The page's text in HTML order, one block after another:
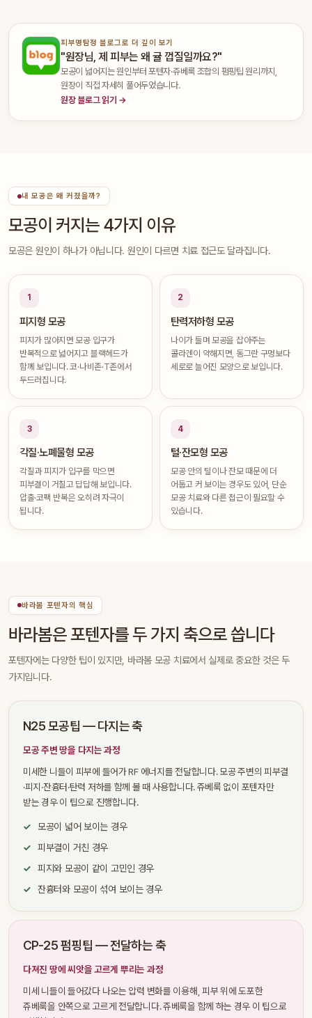
피부명탐정 블로그로 더 깊이 보기
"원장님, 제 피부는 왜 귤 껍질일까요?"
모공이 넓어지는 원인부터 포텐자·쥬베룩 조합의 펌핑팁 원리까지,
원장이 직접 자세히 풀어두었습니다.
원장 블로그 읽기 →
내 모공은 왜 커졌을까?
모공이 커지는 4가지 이유
모공은 원인이 하나가 아닙니다. 원인이 다르면 치료 접근도 달라집니다.
1
피지형 모공
피지가 많아지면 모공 입구가
반복적으로 넓어지고 블랙헤드가
함께 보입니다. 코·나비존·T존에서
두드러집니다.
2
탄력저하형 모공
나이가 들며 모공을 잡아주는
콜라겐이 약해지면, 동그란 구멍보다
세로로 늘어진 모양으로 보입니다.
3
각질·노폐물형 모공
각질과 피지가 입구를 막으면
피부결이 거칠고 답답해 보입니다.
압출·코팩 반복은 오히려 자극이
됩니다.
4
털·잔모형 모공
모공 안의 털이나 잔모 때문에 더
어둡고 커 보이는 경우도 있어, 단순
모공 치료와 다른 접근이 필요할 수
있습니다.
바라봄 포텐자의 핵심
바라봄은 포텐자를 두 가지 축으로 씁니다
포텐자에는 다양한 팁이 있지만, 바라봄 모공 치료에서 실제로 중요한 것은 두
가지입니다.
N25 모공팁 — 다지는 축
모공 주변 땅을 다지는 과정
미세한 니들이 피부에 들어가 RF 에너지를 전달합니다. 모공 주변의 피부결
·피지·잔흉터·탄력 저하를 함께 볼 때 사용합니다. 쥬베룩 없이 포텐자만
받는 경우 이 팁으로 진행합니다.
모공이 넓어 보이는 경우
피부결이 거친 경우
피지와 모공이 같이 고민인 경우
잔흉터와 모공이 섞여 보이는 경우
CP-25 펌핑팁 — 전달하는 축
다져진 땅에 씨앗을 고르게 뿌리는 과정
미세 니들이 들어갔다 나오는 압력 변화를 이용해, 피부 위에 도포한
쥬베룩을 안쪽으로 고르게 전달합니다. 쥬베룩을 함께 하는 경우 이 팁으로